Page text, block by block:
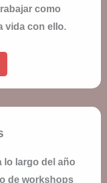
como
vida con ello.
lo largo del año
de workshops